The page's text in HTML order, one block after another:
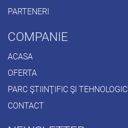
PARTENERI
COMPANIE
ACASA
OFERTA
PARC ŞTIINŢIFIC ŞI TEHNOLOGIC
CONTACT